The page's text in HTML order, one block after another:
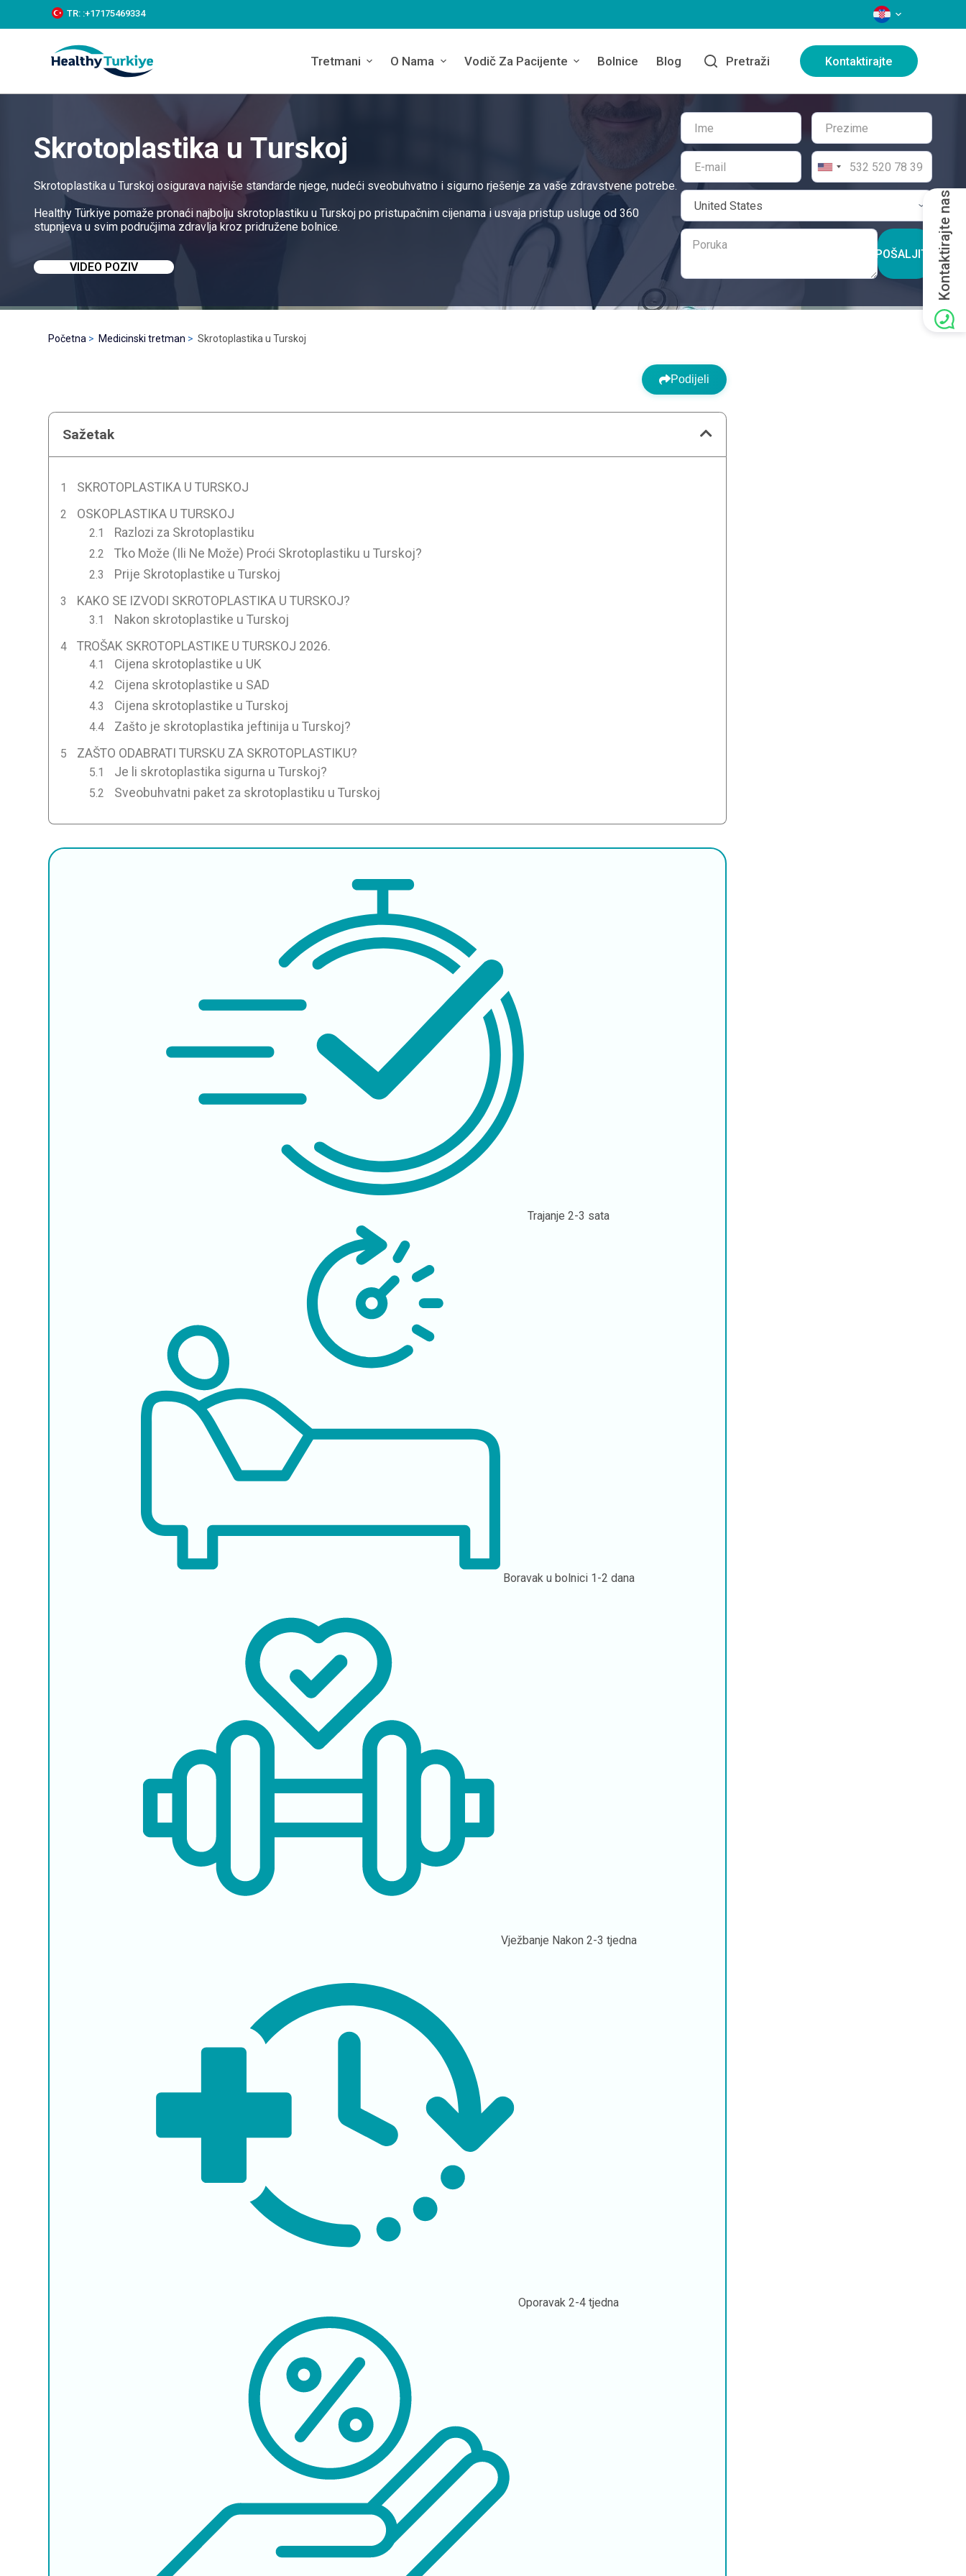
k
c
TR: :+‪17175469334‬ JEZICI
Tretmani O Nama Vodič Za Pacijente Bolnice Blog Pretraži Kontaktirajte
Skrotoplastika u Turskoj
Skrotoplastika u Turskoj osigurava najviše standarde njege, nudeći sveobuhvatno i sigurno rješenje za vaše zdravstvene potrebe.
Healthy Türkiye pomaže pronaći najbolju skrotoplastiku u Turskoj po pristupačnim cijenama i usvaja pristup usluge od 360
stupnjeva u svim područjima zdravlja kroz pridružene bolnice.
VIDEO POZIV
POŠALJITE
Početna Medicinski tretman Skrotoplastika u Turskoj
Podijeli
Sažetak
SKROTOPLASTIKA U TURSKOJ
OSKOPLASTIKA U TURSKOJ
Razlozi za Skrotoplastiku
Tko Može (Ili Ne Može) Proći Skrotoplastiku u Turskoj?
Prije Skrotoplastike u Turskoj
KAKO SE IZVODI SKROTOPLASTIKA U TURSKOJ?
Nakon skrotoplastike u Turskoj
TROŠAK SKROTOPLASTIKE U TURSKOJ 2026.
Cijena skrotoplastike u UK
Cijena skrotoplastike u SAD
Cijena skrotoplastike u Turskoj
Zašto je skrotoplastika jeftinija u Turskoj?
ZAŠTO ODABRATI TURSKU ZA SKROTOPLASTIKU?
Je li skrotoplastika sigurna u Turskoj?
Sveobuhvatni paket za skrotoplastiku u Turskoj
Trajanje2-3 sata
Boravak u bolnici 1-2 dana
Vježbanje Nakon 2-3 tjedna
Oporavak2-4 tjedna
Kontaktirajte nas